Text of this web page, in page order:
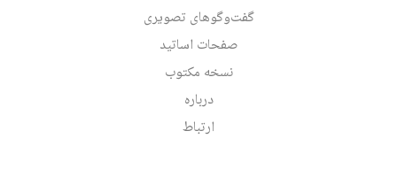
گفت‌وگوهای تصویری
صفحات اساتید
نسخه مکتوب
درباره
ارتباط